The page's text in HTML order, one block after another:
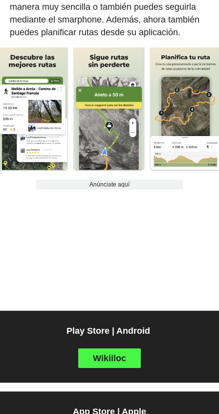
manera muy sencilla o también puedes seguirla
mediante el smarphone. Además, ahora también
puedes planificar rutas desde su aplicación.
Anúnciate aquí
Play Store | Android
Wikiiloc
App Store | Apple